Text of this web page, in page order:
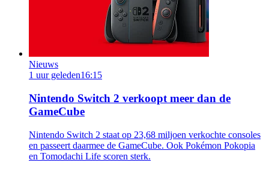
Nieuws
1 uur geleden16:15
Nintendo Switch 2 verkoopt meer dan de
GameCube
Nintendo Switch 2 staat op 23,68 miljoen verkochte consoles
en passeert daarmee de GameCube. Ook Pokémon Pokopia
en Tomodachi Life scoren sterk.